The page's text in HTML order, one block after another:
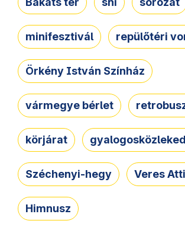
minifesztivál repülőtéri
Örkény István Színház
vármegye bérlet
körjárat
Széchenyi-hegy Veres
Himnusz